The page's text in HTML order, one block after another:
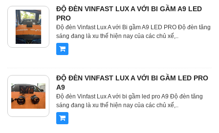
ĐỘ ĐÈN VINFAST LUX A VỚI BI GẦM A9 LED
PRO
Độ đèn Vinfast Lux A với Bi gầm A9 LED PRO Độ đèn tăng
sáng đang là xu thế hiện nay của các chủ xế,..
ĐỘ ĐÈN VINFAST LUX A VỚI BI GẦM LED PRO
A9
Độ đèn Vinfast Lux A với bi gầm led pro A9 Độ đèn tăng
sáng đang là xu thế hiện nay của các chủ xế,..